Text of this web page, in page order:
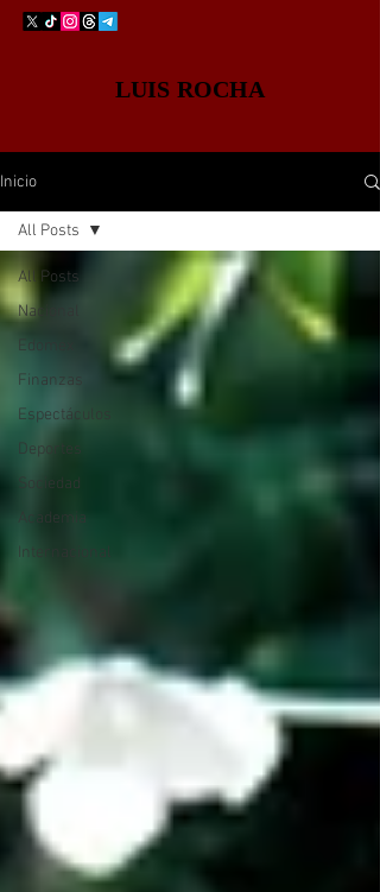
LUIS ROCHA
Inicio
All Posts
Nacional
Edomex
Finanzas
Espectáculos
Deportes
Sociedad
Academia
Internacional
All Posts